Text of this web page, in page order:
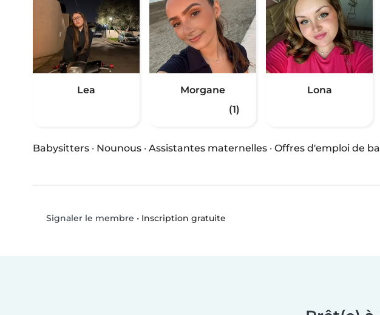
Lea
Morgane
(1)
Lona
Babysitters · Nounous · Assistantes maternelles · Offres d'emploi de
Signaler le membre • Inscription gratuite